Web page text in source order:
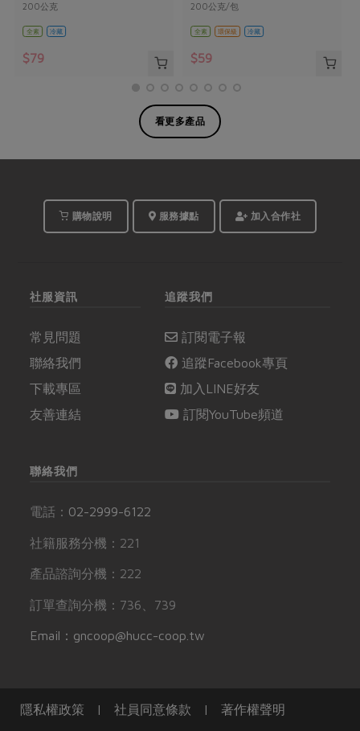
200公克
全素 冷藏
$79
200公克/包
全素 環保級 冷藏
$59
看更多產品
購物說明 服務據點 加入合作社
社服資訊
常見問題
聯絡我們
下載專區
友善連結
追蹤我們
訂閱電子報
追蹤Facebook專頁
加入LINE好友
訂閱YouTube頻道
聯絡我們
電話： 02-2999-6122
社籍服務分機：221
產品諮詢分機：222
訂單查詢分機：736、739
Email：gncoop@hucc-coop.tw
隱私權政策 | 社員同意條款 | 著作權聲明